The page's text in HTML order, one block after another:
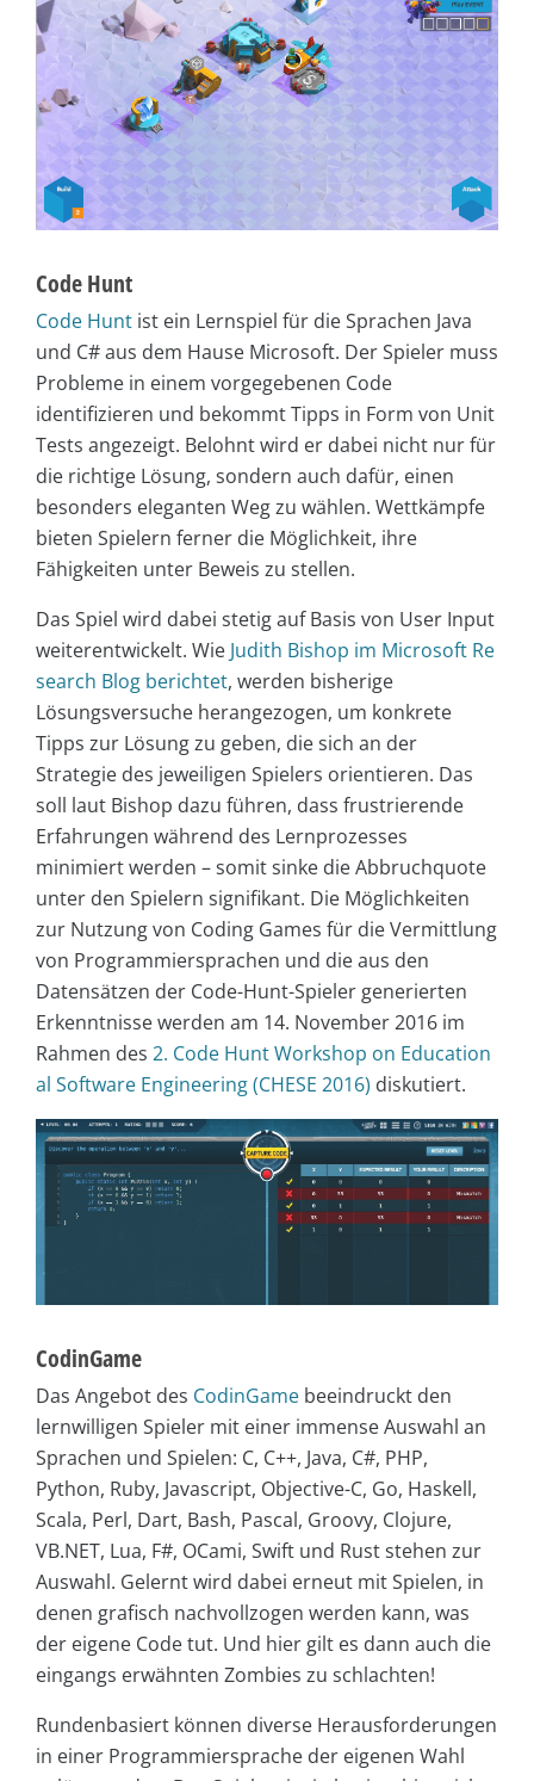
Code Hunt
Code Hunt ist ein Lernspiel für die Sprachen Java
und C# aus dem Hause Microsoft. Der Spieler muss
Probleme in einem vorgegebenen Code
identifizieren und bekommt Tipps in Form von Unit
Tests angezeigt. Belohnt wird er dabei nicht nur für
die richtige Lösung, sondern auch dafür, einen
besonders eleganten Weg zu wählen. Wettkämpfe
bieten Spielern ferner die Möglichkeit, ihre
Fähigkeiten unter Beweis zu stellen.
Das Spiel wird dabei stetig auf Basis von User Input
weiterentwickelt. Wie Judith Bishop im Microsoft Re
search Blog berichtet, werden bisherige
Lösungsversuche herangezogen, um konkrete
Tipps zur Lösung zu geben, die sich an der
Strategie des jeweiligen Spielers orientieren. Das
soll laut Bishop dazu führen, dass frustrierende
Erfahrungen während des Lernprozesses
minimiert werden – somit sinke die Abbruchquote
unter den Spielern signifikant. Die Möglichkeiten
zur Nutzung von Coding Games für die Vermittlung
von Programmiersprachen und die aus den
Datensätzen der Code-Hunt-Spieler generierten
Erkenntnisse werden am 14. November 2016 im
Rahmen des 2. Code Hunt Workshop on Education
al Software Engineering (CHESE 2016) diskutiert.
CodinGame
Das Angebot des CodinGame beeindruckt den
lernwilligen Spieler mit einer immense Auswahl an
Sprachen und Spielen: C, C++, Java, C#, PHP,
Python, Ruby, Javascript, Objective-C, Go, Haskell,
Scala, Perl, Dart, Bash, Pascal, Groovy, Clojure,
VB.NET, Lua, F#, OCami, Swift und Rust stehen zur
Auswahl. Gelernt wird dabei erneut mit Spielen, in
denen grafisch nachvollzogen werden kann, was
der eigene Code tut. Und hier gilt es dann auch die
eingangs erwähnten Zombies zu schlachten!
Rundenbasiert können diverse Herausforderungen
in einer Programmiersprache der eigenen Wahl